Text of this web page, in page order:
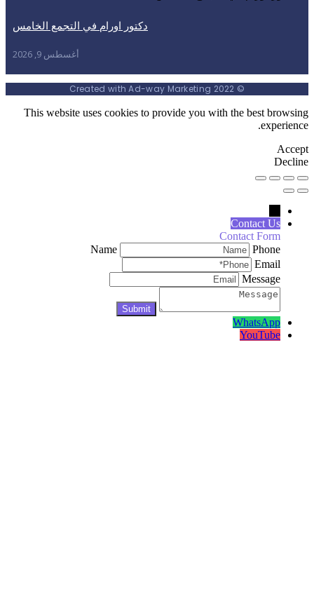
دكتور اورام في التجمع الخامس
أغسطس 9, 2026
This website uses cookies to provide you with the best
Contact Us
Contact Form
Message
WhatsApp
YouTube